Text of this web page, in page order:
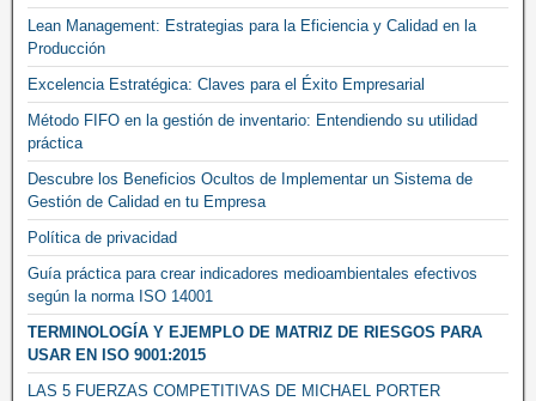
Lean Management: Estrategias para la Eficiencia y Calidad en la
Producción
Excelencia Estratégica: Claves para el Éxito Empresarial
Método FIFO en la gestión de inventario: Entendiendo su utilidad
práctica
Descubre los Beneficios Ocultos de Implementar un Sistema de
Gestión de Calidad en tu Empresa
Política de privacidad
Guía práctica para crear indicadores medioambientales efectivos
según la norma ISO 14001
TERMINOLOGÍA Y EJEMPLO DE MATRIZ DE RIESGOS PARA
USAR EN ISO 9001:2015
LAS 5 FUERZAS COMPETITIVAS DE MICHAEL PORTER